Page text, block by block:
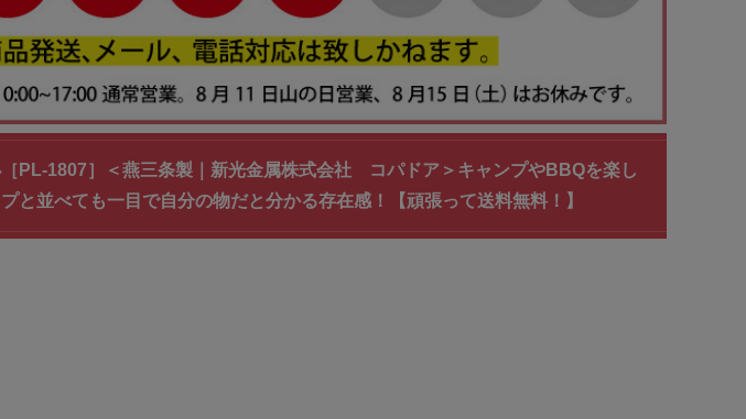
1807］＜燕三条製｜新光金属株式会社 コパドア＞キャンプやBBQを楽し
と並べても一目で自分の物だと分かる存在感！【頑張って送料無料！】